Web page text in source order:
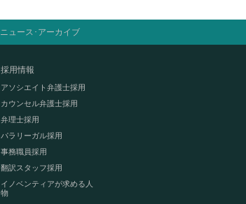
ニュース･アーカイブ
採用情報
アソシエイト弁護士採用
カウンセル弁護士採用
弁理士採用
パラリーガル採用
事務職員採用
翻訳スタッフ採用
イノベンティアが求める人
物